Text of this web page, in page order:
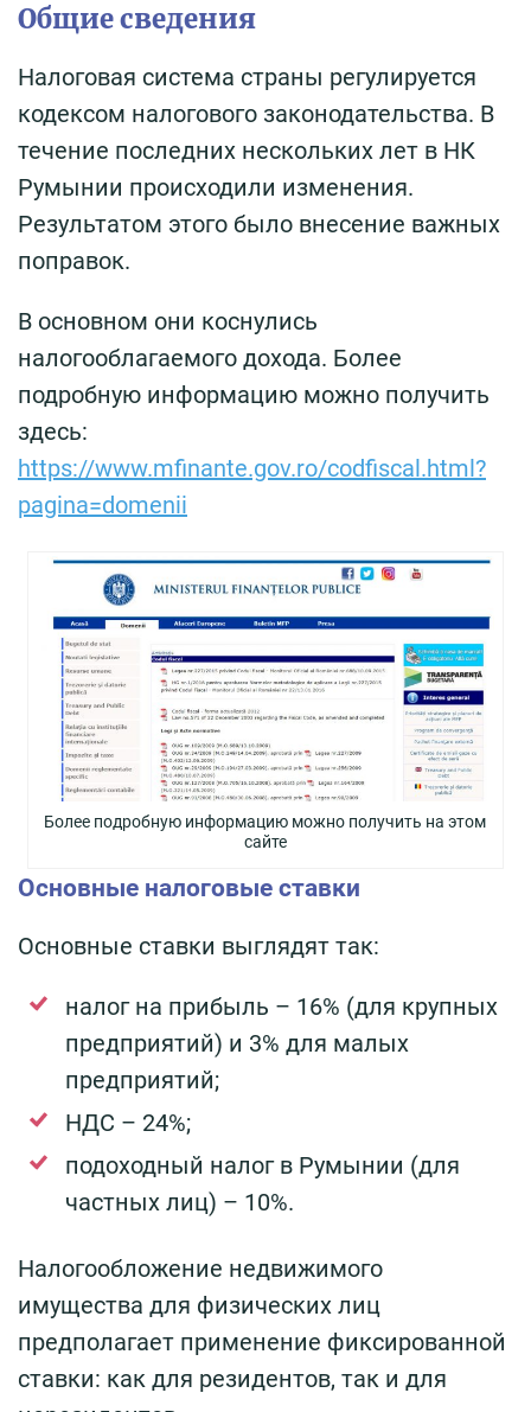
Общие сведения
Налоговая система страны регулируется
кодексом налогового законодательства. В
течение последних нескольких лет в НК
Румынии происходили изменения.
Результатом этого было внесение важных
поправок.
В основном они коснулись
налогооблагаемого дохода. Более
подробную информацию можно получить
здесь:
https://www.mfinante.gov.ro/codfiscal.html?
pagina=domenii
Более подробную информацию можно получить на этом
сайте
Основные налоговые ставки
Основные ставки выглядят так:
налог на прибыль – 16% (для крупных
предприятий) и 3% для малых
предприятий;
НДС – 24%;
подоходный налог в Румынии (для
частных лиц) – 10%.
Налогообложение недвижимого
имущества для физических лиц
предполагает применение фиксированной
ставки: как для резидентов, так и для